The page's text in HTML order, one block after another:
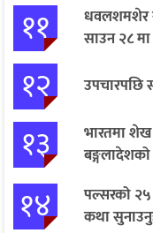
११
धवलशमशेर र
साउन २८ मा
१२ उपचारपछि
१३
भारतमा
१४
पल्सरको २५
कथा